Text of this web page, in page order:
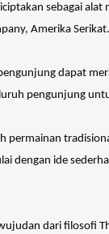
sebagai
Amerika Serikat.
dapat
pengunjung
permainan
dengan ide
dari filosofi